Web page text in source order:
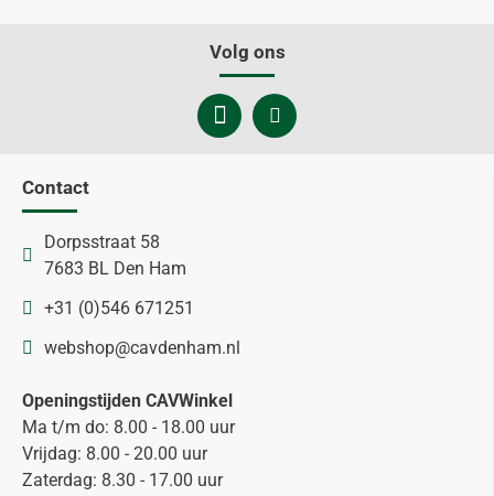
Volg ons
Contact
Dorpsstraat 58
7683 BL Den Ham
+31 (0)546 671251
webshop@cavdenham.nl
Openingstijden CAVWinkel
Ma t/m do: 8.00 - 18.00 uur
Vrijdag: 8.00 - 20.00 uur
Zaterdag: 8.30 - 17.00 uur